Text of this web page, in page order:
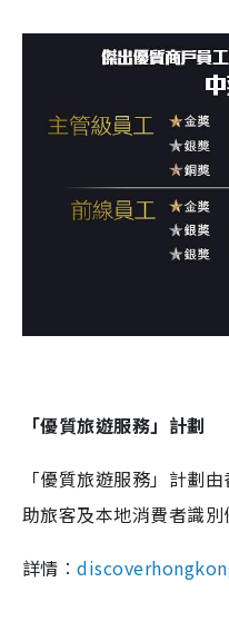
「優質旅遊服務」計劃
「優質旅遊服務」計劃
助旅客及本地消費者識別
詳情︰